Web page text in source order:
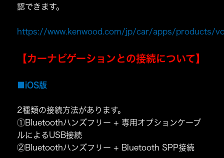
認できます。
https://www.kenwood.com/jp/car/apps/products/
【カーナビゲーションとの接続について】
■iOS版
2種類の接続方法があります。
①Bluetoothハンズフリー + 専用オプションケーブ
ルによるUSB接続
②Bluetoothハンズフリー + Bluetooth SPP接続